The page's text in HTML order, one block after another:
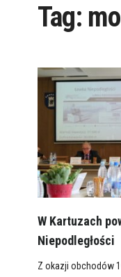
Tag:
W Kartuzach
Niepodległości
Z okazji obchodów